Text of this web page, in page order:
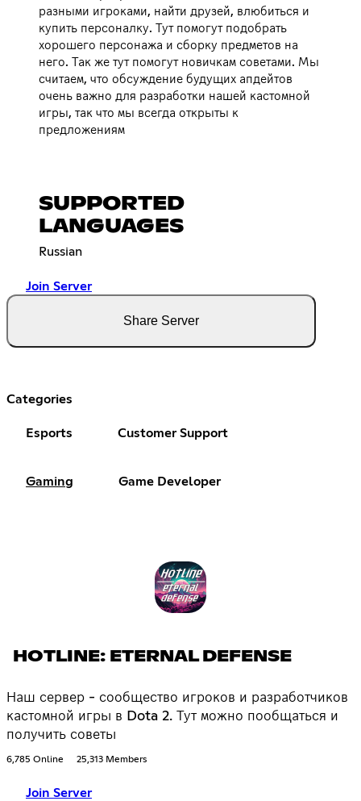
разными игроками, найти друзей, влюбиться и
купить персоналку. Тут помогут подобрать
хорошего персонажа и сборку предметов на
него. Так же тут помогут новичкам советами. Мы
считаем, что обсуждение будущих апдейтов
очень важно для разработки нашей кастомной
игры, так что мы всегда открыты к
предложениям
SUPPORTED
LANGUAGES
Russian
Join Server
Share Server
Categories
Esports Customer Support
Gaming Game Developer
HOTLINE: ETERNAL DEFENSE
Наш сервер - сообщество игроков и разработчиков
кастомной игры в Dota 2. Тут можно пообщаться и
получить советы
6,785 Online 25,313 Members
Join Server